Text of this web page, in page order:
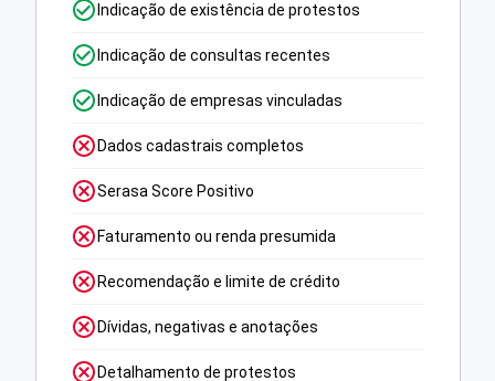
Indicação de existência de protestos
Indicação de consultas recentes
Indicação de empresas vinculadas
Dados cadastrais completos
Serasa Score Positivo
Faturamento ou renda presumida
Recomendação e limite de crédito
Dívidas, negativas e anotações
Detalhamento de protestos